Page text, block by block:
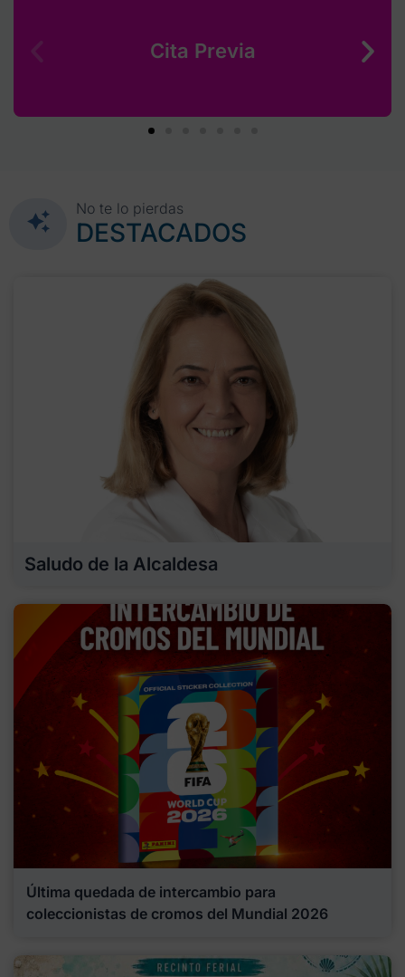
Cita Previa
No te lo pierdas
DESTACADOS
Saludo de la Alcaldesa
Última quedada de intercambio para
coleccionistas de cromos del Mundial 2026